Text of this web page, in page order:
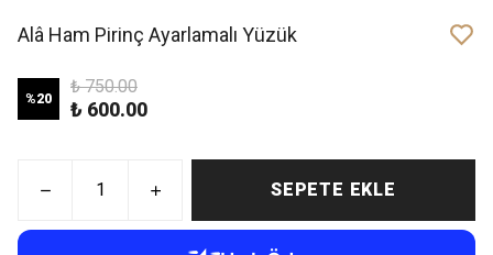
Alâ Ham Pirinç Ayarlamalı Yüzük
%20
₺ 750.00
₺ 600.00
SEPETE EKLE